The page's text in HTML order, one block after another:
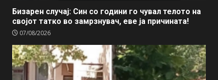
Бизарен случај: Син со години го чувал телото на
својот татко во замрзнувач, еве ја причината!
07/08/2026